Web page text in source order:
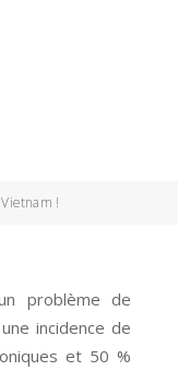
!
problème de
incidence de
et 50 %